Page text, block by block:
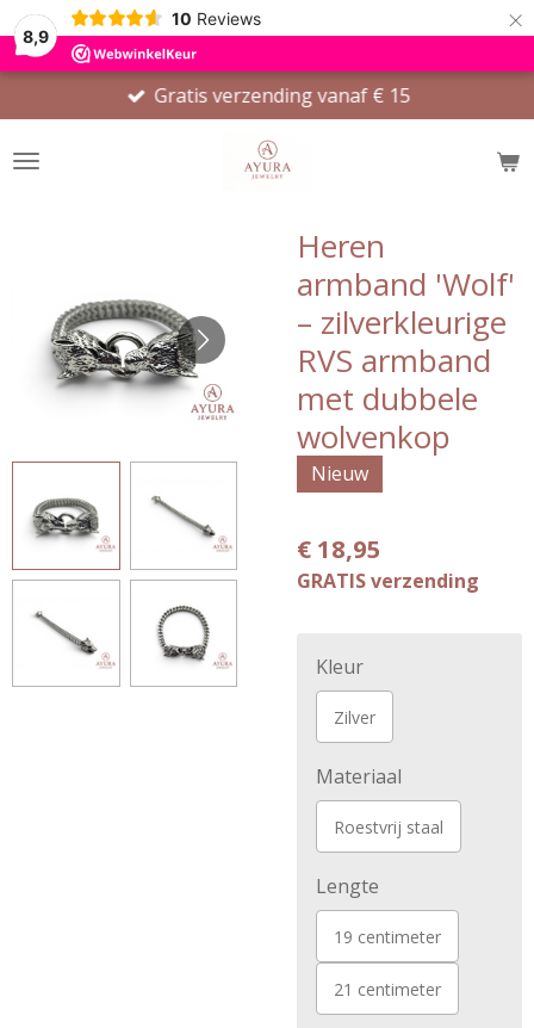
8,9
10 Reviews ×
Gratis verzending vanaf € 15
Heren
armband 'Wolf'
– zilverkleurige
RVS armband
met dubbele
wolvenkop
Nieuw
€ 18,95
GRATIS verzending
Kleur
Zilver
Materiaal
Roestvrij staal
Lengte
19 centimeter
21 centimeter